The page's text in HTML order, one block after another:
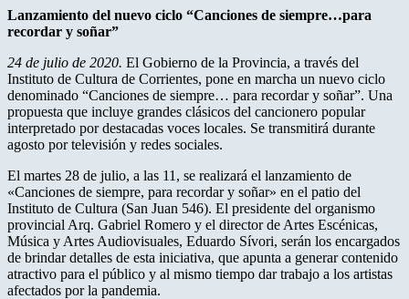
Lanzamiento del nuevo ciclo “Canciones de siempre…para
recordar y soñar”
24 de julio de 2020. El Gobierno de la Provincia, a través del
Instituto de Cultura de Corrientes, pone en marcha un nuevo ciclo
denominado “Canciones de siempre… para recordar y soñar”. Una
propuesta que incluye grandes clásicos del cancionero popular
interpretado por destacadas voces locales. Se transmitirá durante
agosto por televisión y redes sociales.
El martes 28 de julio, a las 11, se realizará el lanzamiento de
«Canciones de siempre, para recordar y soñar» en el patio del
Instituto de Cultura (San Juan 546). El presidente del organismo
provincial Arq. Gabriel Romero y el director de Artes Escénicas,
Música y Artes Audiovisuales, Eduardo Sívori, serán los encargados
de brindar detalles de esta iniciativa, que apunta a generar contenido
atractivo para el público y al mismo tiempo dar trabajo a los artistas
afectados por la pandemia.